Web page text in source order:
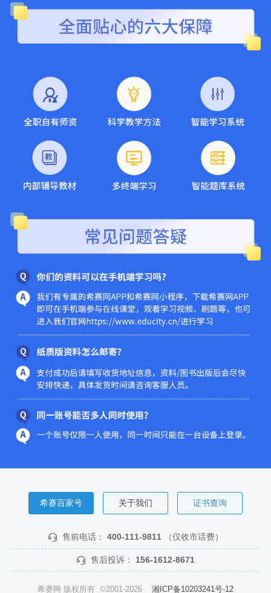
希赛百家号 关于我们 证书查询
售前电话： 400-111-9811 （仅收市话费）
售后投诉： 156-1612-8671
希赛网 版权所有 ©2001-2026 湘ICP备10203241号-12